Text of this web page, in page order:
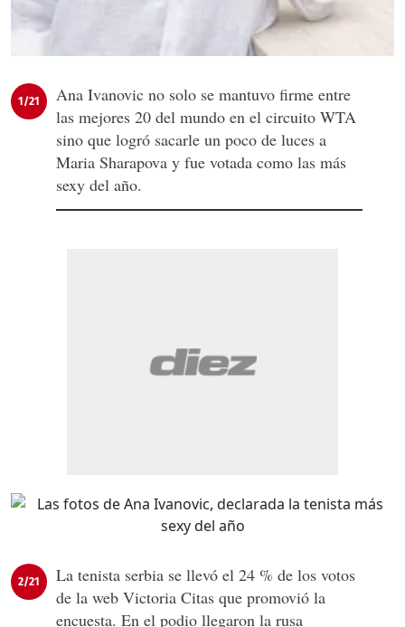
1/21
Ana Ivanovic no solo se mantuvo firme entre
las mejores 20 del mundo en el circuito WTA
sino que logró sacarle un poco de luces a
Maria Sharapova y fue votada como las más
sexy del año.
2/21
La tenista serbia se llevó el 24 % de los votos
de la web Victoria Citas que promovió la
encuesta. En el podio llegaron la rusa